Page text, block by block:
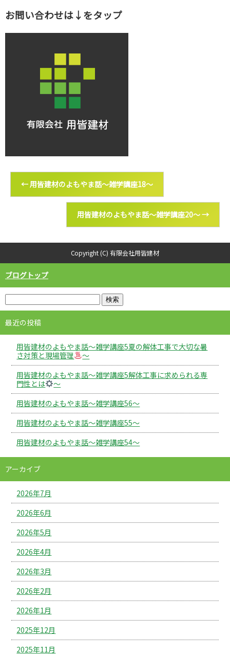
お問い合わせは↓をタップ
← 用皆建材のよもやま話～雑学講座18～
用皆建材のよもやま話～雑学講座20～→
Copyright (C) 有限会社用皆建材
ブログトップ
最近の投稿
用皆建材のよもやま話～雑学講座5夏の解体工事で大切な暑
さ対策と現場管理
～
用皆建材のよもやま話～雑学講座5解体工事に求められる専
門性とは
～
用皆建材のよもやま話～雑学講座56～
用皆建材のよもやま話～雑学講座55～
用皆建材のよもやま話～雑学講座54～
アーカイブ
2026年7月
2026年6月
2026年5月
2026年4月
2026年3月
2026年2月
2026年1月
2025年12月
2025年11月